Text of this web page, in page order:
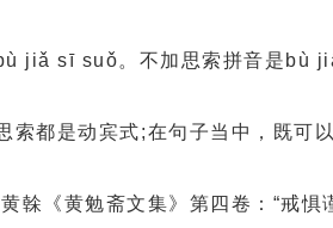
sī suǒ。不加思索拼音是bù
都是动宾式;在句子当中，既可
《黄勉斋文集》第四卷：“戒惧